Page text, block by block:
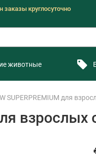
заказы круглосуточно
животные
SUPERPREMIUM для